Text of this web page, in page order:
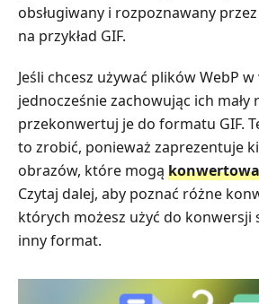
obsługiwany i rozpoznawany
na przykład GIF.
Jeśli chcesz używać plików WebP
jednocześnie zachowując ich mały
przekonwertuj je do formatu GIF.
to zrobić, ponieważ zaprezentuje
obrazów, które mogą
Czytaj dalej, aby poznać różne
których możesz użyć do konwersji
inny format.